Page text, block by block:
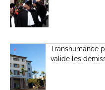
Transhumance
valide les